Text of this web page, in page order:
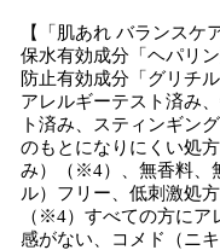
【「肌あれ バランスケ
保水有効成分「ヘパリ
防止有効成分「グリチ
アレルギーテスト済み
ト済み、スティンギン
のもとになりにくい処
み）（※4）、無香料、
ル）フリー、低刺激処方
（※4）すべての方にア
感がない、コメド（ニ